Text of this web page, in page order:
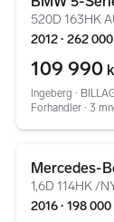
2012 ∙ 262
109 990
Ingeberg ∙
Forhandler ∙ 3
Mercedes-
2016 ∙ 198